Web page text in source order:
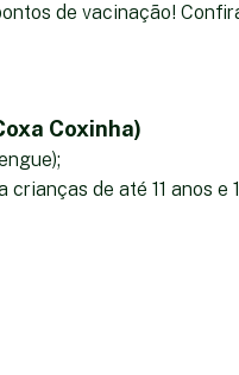
de vacinação!
Coxinha)
de até 11 anos e